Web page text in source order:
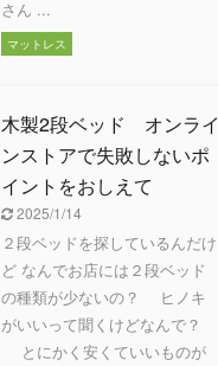
さん ...
マットレス
木製2段ベッド オンライ
ンストアで失敗しないポ
イントをおしえて
2025/1/14
２段ベッドを探しているんだけ
ど なんでお店には２段ベッド
の種類が少ないの？ ヒノキ
がいいって聞くけどなんで？
とにかく安くていいものが